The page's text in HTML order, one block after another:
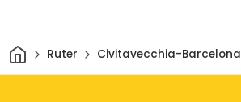
HjemRuter Civitavecchia-Barcelona